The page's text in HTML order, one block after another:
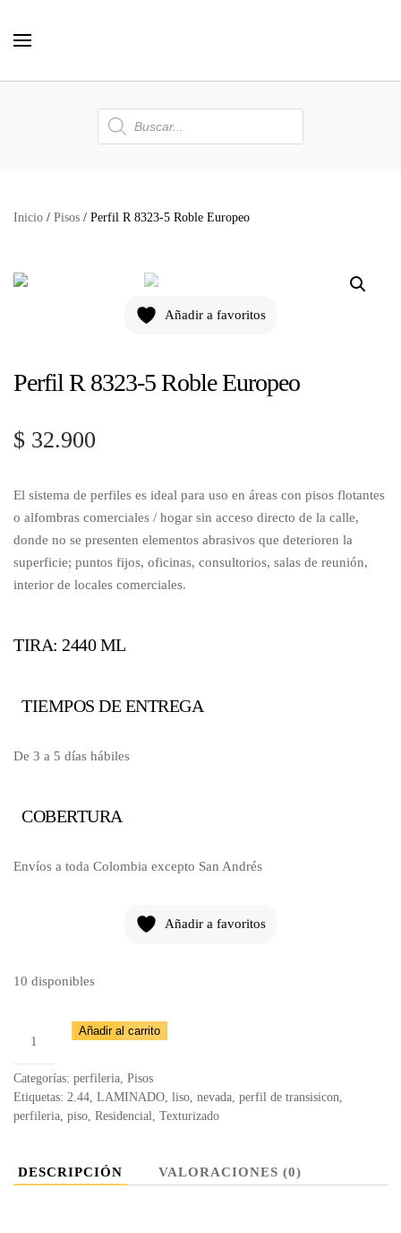
Búsqueda
de
productos
Inicio / Pisos / Perfil R 8323-5 Roble Europeo
Añadir a favoritos
Perfil R 8323-5 Roble Europeo
$ 32.900
El sistema de perfiles es ideal para uso en áreas con pisos flotantes
o alfombras comerciales / hogar sin acceso directo de la calle,
donde no se presenten elementos abrasivos que deterioren la
superficie; puntos fijos, oficinas, consultorios, salas de reunión,
interior de locales comerciales.
TIRA: 2440 ML
TIEMPOS DE ENTREGA
De 3 a 5 días hábiles
COBERTURA
Envíos a toda Colombia excepto San Andrés
Añadir a favoritos
10 disponibles
8323-
5
Roble
Añadir al carrito
Categorías: perfileria, Pisos
Etiquetas: 2.44, LAMINADO, liso, nevada, perfil de transisicon,
perfileria, piso, Residencial, Texturizado
DESCRIPCIÓN VALORACIONES (0)